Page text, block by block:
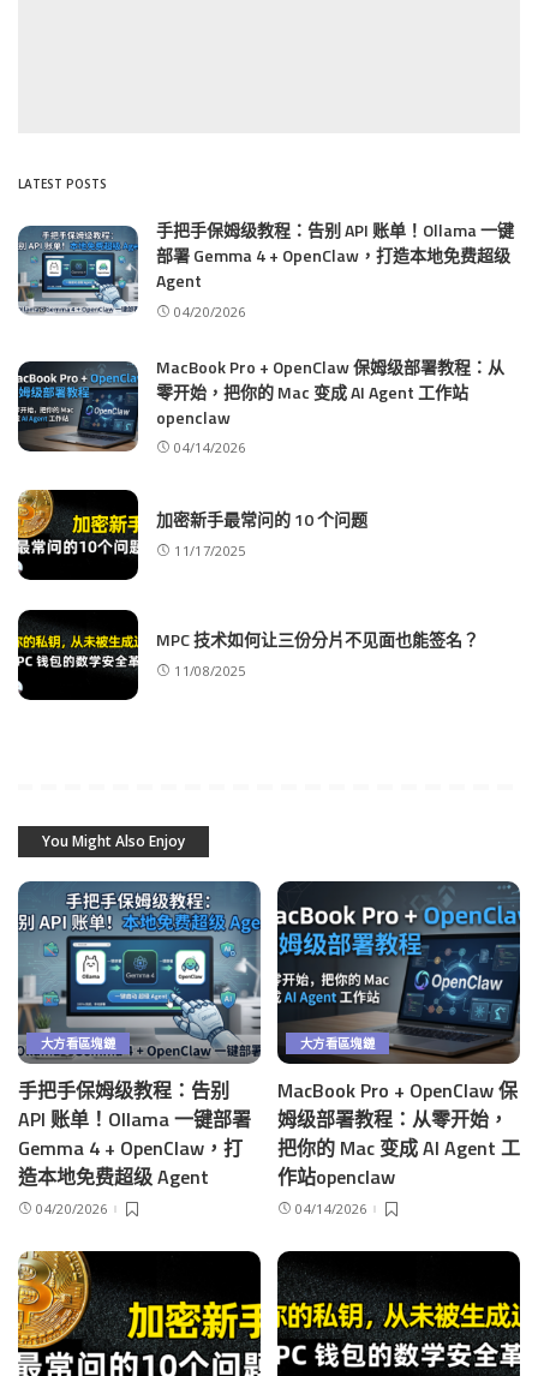
LATEST POSTS
手把手保姆级教程：告别 API 账单！Ollama 一键
部署 Gemma 4 + OpenClaw，打造本地免费超级
Agent
04/20/2026
MacBook Pro + OpenClaw 保姆级部署教程：从
零开始，把你的 Mac 变成 AI Agent 工作站
openclaw
04/14/2026
加密新手最常问的 10 个问题
11/17/2025
MPC 技术如何让三份分片不见面也能签名？
11/08/2025
You Might Also Enjoy
大方看區塊鏈
手把手保姆级教程：告别
API 账单！Ollama 一键部署
Gemma 4 + OpenClaw，打
造本地免费超级 Agent
04/20/2026
大方看區塊鏈
MacBook Pro + OpenClaw 保
姆级部署教程：从零开始，
把你的 Mac 变成 AI Agent 工
作站openclaw
04/14/2026